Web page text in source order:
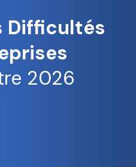
Difficultés
2026